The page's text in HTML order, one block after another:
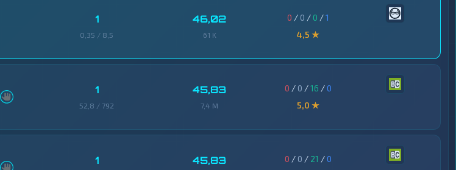
1
0,35 / 8,5
46,02
61 K
0 / 0 / 0 /1
4,5 ★
1
52,8 / 792
45,83
7,4 M
0 / 0 /16 /0
5,0 ★
1 45,83 0 / 0 / 21 /0